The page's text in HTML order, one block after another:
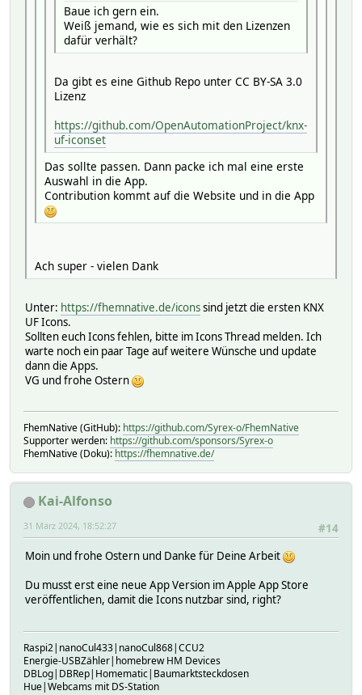
Baue ich gern ein.
Weiß jemand, wie es sich mit den Lizenzen
dafür verhält?
Da gibt es eine Github Repo unter CC BY-SA 3.0
Lizenz
https://github.com/OpenAutomationProject/knx-
uf-iconset
Das sollte passen. Dann packe ich mal eine erste
Auswahl in die App.
Contribution kommt auf die Website und in die App
Ach super - vielen Dank
Unter: https://fhemnative.de/iconssind jetzt die ersten KNX
UF Icons.
Sollten euch Icons fehlen, bitte im Icons Thread melden. Ich
warte noch ein paar Tage auf weitere Wünsche und update
dann die Apps.
VG und frohe Ostern
FhemNative (GitHub): https://github.com/Syrex-o/FhemNative
Supporter werden: https://github.com/sponsors/Syrex-o
FhemNative (Doku): https://fhemnative.de/
Kai-Alfonso
#14
31 März 2024, 18:52:27
Moin und frohe Ostern und Danke für Deine Arbeit
Du musst erst eine neue App Version im Apple App Store
veröffentlichen, damit die Icons nutzbar sind, right?
Raspi2|nanoCul433|nanoCul868|CCU2
Energie-USBZähler|homebrew HM Devices
DBLog|DBRep|Homematic|Baumarktsteckdosen
Hue|Webcams mit DS-Station